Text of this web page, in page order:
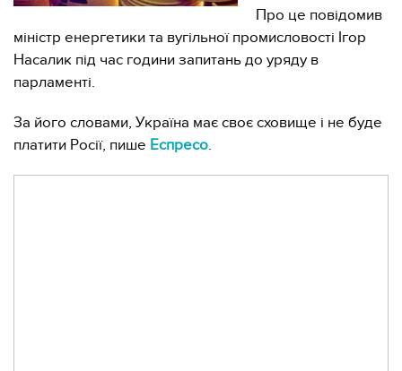
Про це повідомив
міністр енергетики та вугільної промисловості Ігор
Насалик під час години запитань до уряду в
парламенті.
За його словами, Україна має своє сховище і не буде
платити Росії, пише Еспресо.